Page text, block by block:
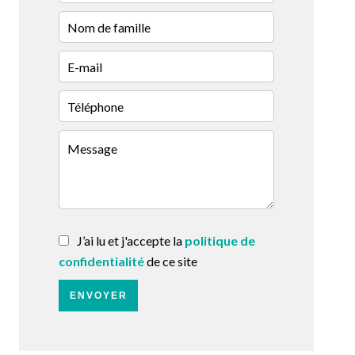
J’ai lu et j'accepte la politique de
confidentialitéde ce site
ENVOYER